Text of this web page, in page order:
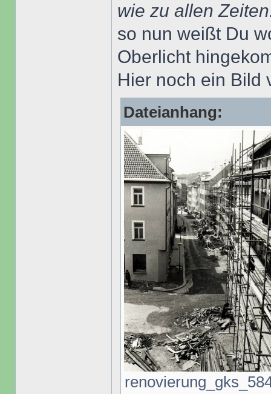
wie zu allen
so nun weißt Du
Oberlicht
Hier noch ein Bild
Dateianhang: